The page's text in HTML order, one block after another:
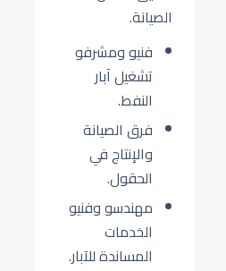
الصيانة.
فنيو ومشرفو
تشغيل آبار
النفط.
فرق الصيانة
والإنتاج في
الحقول.
مهندسو وفنيو
الخدمات
المساندة للآبار.